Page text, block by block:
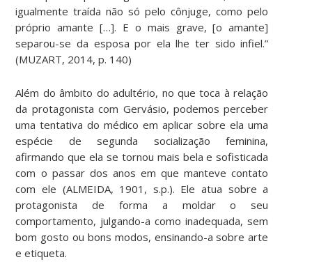
igualmente traída não só pelo cônjuge, como pelo
próprio amante […]. E o mais grave, [o amante]
separou-se da esposa por ela lhe ter sido infiel.”
(MUZART, 2014, p. 140)
Além do âmbito do adultério, no que toca à relação
da protagonista com Gervásio, podemos perceber
uma tentativa do médico em aplicar sobre ela uma
espécie de segunda socialização feminina,
afirmando que ela se tornou mais bela e sofisticada
com o passar dos anos em que manteve contato
com ele (ALMEIDA, 1901, s.p.). Ele atua sobre a
protagonista de forma a moldar o seu
comportamento, julgando-a como inadequada, sem
bom gosto ou bons modos, ensinando-a sobre arte
e etiqueta.